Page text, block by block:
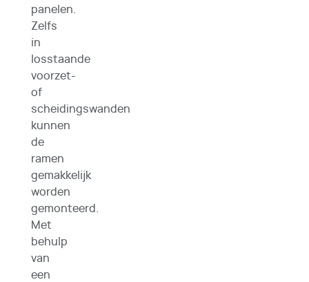
panelen.
Zelfs
in
losstaande
voorzet-
of
scheidingswanden
kunnen
de
ramen
gemakkelijk
worden
gemonteerd.
Met
behulp
van
een